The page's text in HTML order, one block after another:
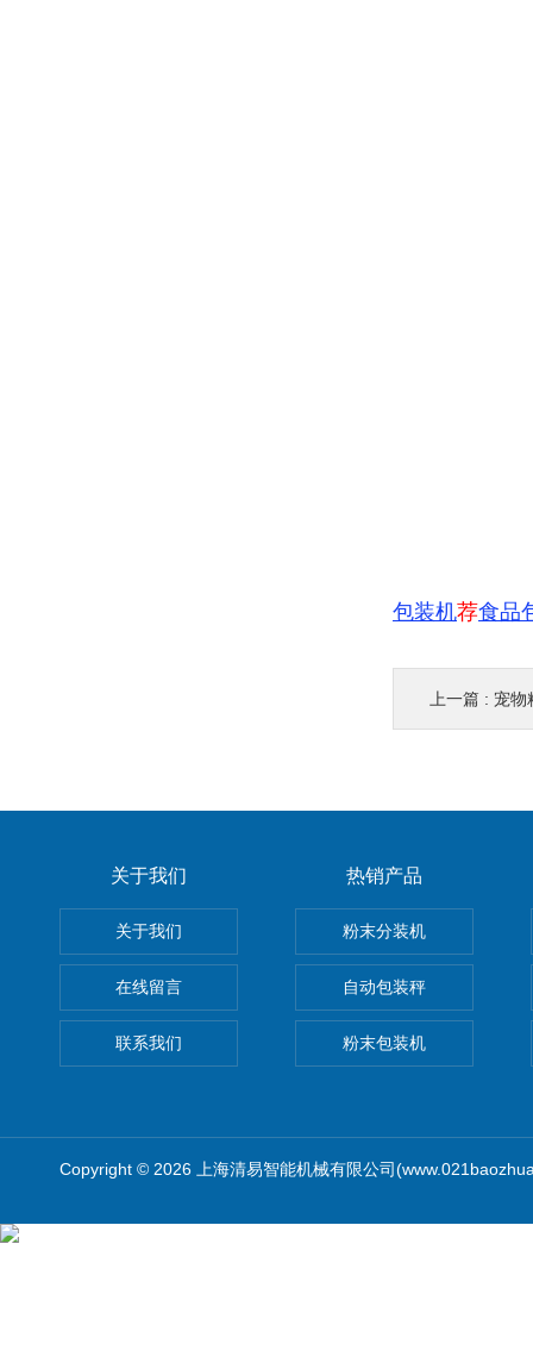
包装机荐食品
上一篇 : 宠物
关于我们
关于我们
在线留言
联系我们
热销产品
粉末分装机
自动包装秤
粉末包装机
Copyright © 2026 上海清易智能机械有限公司